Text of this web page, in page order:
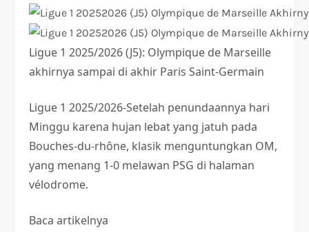
Ligue 1 2025/2026 (J5): Olympique de Marseille
akhirnya sampai di akhir Paris Saint-Germain
Ligue 1 2025/2026-Setelah penundaannya hari
Minggu karena hujan lebat yang jatuh pada
Bouches-du-rhône, klasik menguntungkan OM,
yang menang 1-0 melawan PSG di halaman
vélodrome.
Baca artikelnya